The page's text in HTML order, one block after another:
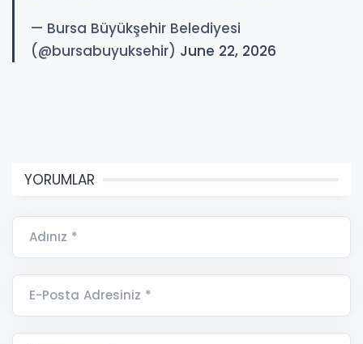
— Bursa Büyükşehir Belediyesi
(@bursabuyuksehir) June 22, 2026
YORUMLAR
Adınız *
E-Posta Adresiniz *